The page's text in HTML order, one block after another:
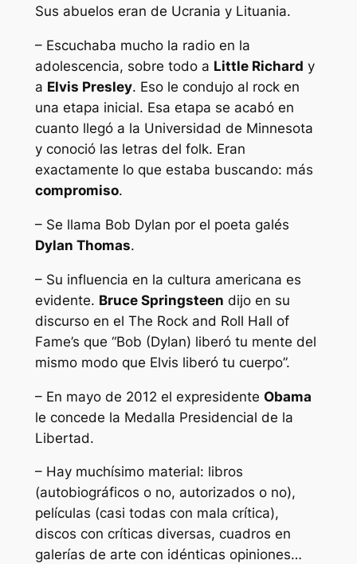
Sus abuelos eran de Ucrania y Lituania.
– Escuchaba mucho la radio en la
adolescencia, sobre todo a Little Richard y
a Elvis Presley. Eso le condujo al rock en
una etapa inicial. Esa etapa se acabó en
cuanto llegó a la Universidad de Minnesota
y conoció las letras del folk. Eran
exactamente lo que estaba buscando: más
compromiso.
– Se llama Bob Dylan por el poeta galés
Dylan Thomas.
– Su influencia en la cultura americana es
evidente. Bruce Springsteen dijo en su
discurso en el The Rock and Roll Hall of
Fame’s que “Bob (Dylan) liberó tu mente del
mismo modo que Elvis liberó tu cuerpo”.
– En mayo de 2012 el expresidente Obama
le concede la Medalla Presidencial de la
Libertad.
– Hay muchísimo material: libros
(autobiográficos o no, autorizados o no),
películas (casi todas con mala crítica),
discos con críticas diversas, cuadros en
galerías de arte con idénticas opiniones…